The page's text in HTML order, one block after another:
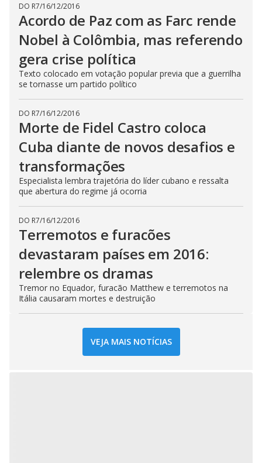
DO R7/16/12/2016
Acordo de Paz com as Farc rende
Nobel à Colômbia, mas referendo
gera crise política
Texto colocado em votação popular previa que a guerrilha
se tornasse um partido político
DO R7/16/12/2016
Morte de Fidel Castro coloca
Cuba diante de novos desafios e
transformações
Especialista lembra trajetória do líder cubano e ressalta
que abertura do regime já ocorria
DO R7/16/12/2016
Terremotos e furacões
devastaram países em 2016:
relembre os dramas
Tremor no Equador, furacão Matthew e terremotos na
Itália causaram mortes e destruição
VEJA MAIS NOTÍCIAS